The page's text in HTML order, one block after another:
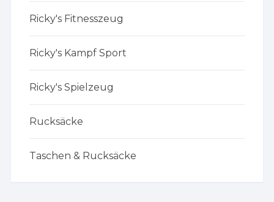
Ricky's Fitnesszeug
Ricky's Kampf Sport
Ricky's Spielzeug
Rucksäcke
Taschen & Rucksäcke